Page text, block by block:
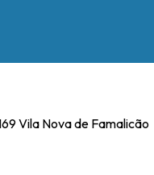
Vila Nova de Famalicão